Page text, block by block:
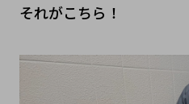
それがこちら！